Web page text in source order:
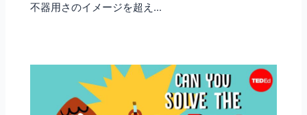
不器用さのイメージを超え…